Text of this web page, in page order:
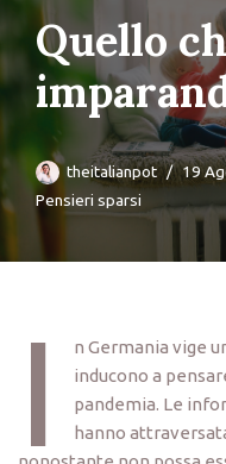
Quello
theitalianpot 19
Pensieri sparsi
I
n Germania vige
inducono a
pandemia. Le
hanno